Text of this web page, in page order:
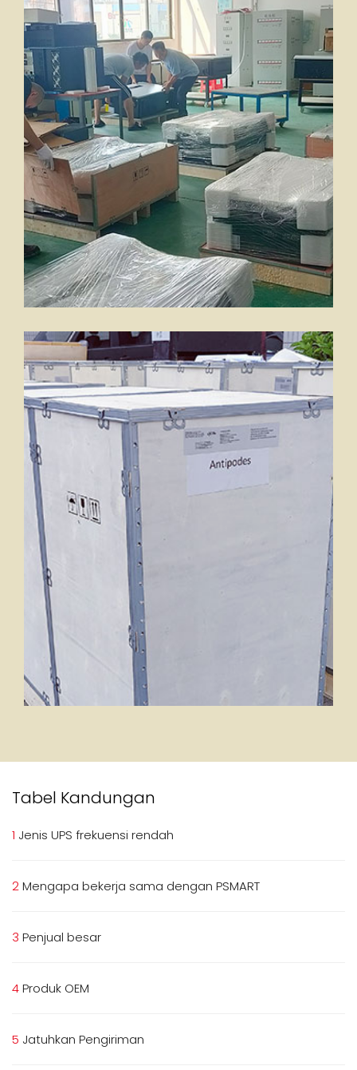
Tabel Kandungan
1 Jenis UPS frekuensi rendah
2Mengapa bekerja sama dengan PSMART
3 Penjual besar
4Produk OEM
5 Jatuhkan Pengiriman